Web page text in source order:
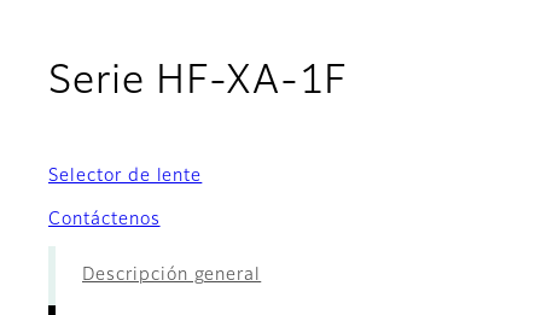
Serie HF-XA-1F
Selector de lente
Contáctenos
Descripción general